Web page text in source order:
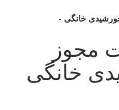
خانگی -
مجوز
خانگی